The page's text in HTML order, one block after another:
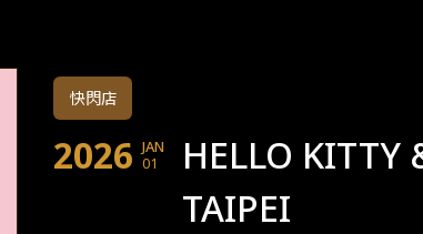
快閃店
2026 JAN
01
HELLO KITTY
TAIPEI